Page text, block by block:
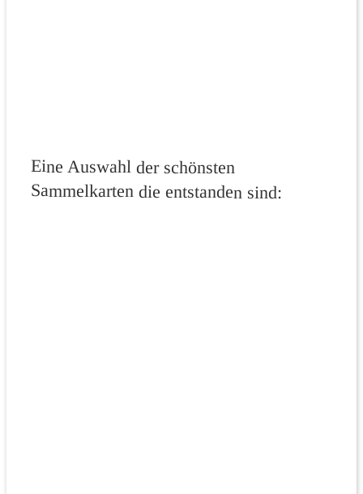
Eine Auswahl der schönsten
Sammelkarten die entstanden sind: